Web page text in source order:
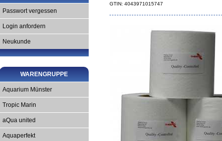
Passwort vergessen
Login anfordern
Neukunde
WARENGRUPPE
Aquarium Münster
Tropic Marin
aQua united
Aquaperfekt
GTIN: 4043971015747